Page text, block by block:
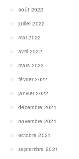
août 2022
juillet 2022
mai 2022
avril 2022
mars 2022
février 2022
janvier 2022
décembre 2021
novembre 2021
octobre 2021
septembre 2021